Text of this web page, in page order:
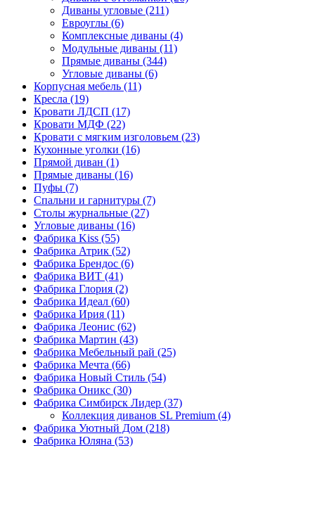
Диваны угловые (211)
Евроуглы (6)
Комплексные диваны (4)
Модульные диваны (11)
Прямые диваны (344)
Угловые диваны (6)
Корпусная мебель (11)
Кресла (19)
Кровати ЛДСП (17)
Кровати МДФ (22)
Кровати с мягким изголовьем (23)
Кухонные уголки (16)
Прямой диван (1)
Прямые диваны (16)
Пуфы (7)
Спальни и гарнитуры (7)
Столы журнальные (27)
Угловые диваны (16)
Фабрика Kiss (55)
Фабрика Атрик (52)
Фабрика Брендос (6)
Фабрика ВИТ (41)
Фабрика Глория (2)
Фабрика Идеал (60)
Фабрика Ирия (11)
Фабрика Леонис (62)
Фабрика Мартин (43)
Фабрика Мебельный рай (25)
Фабрика Мечта (66)
Фабрика Новый Стиль (54)
Фабрика Оникс (30)
Фабрика Симбирск Лидер (37)
Коллекция диванов SL Premium (4)
Фабрика Уютный Дом (218)
Фабрика Юляна (53)